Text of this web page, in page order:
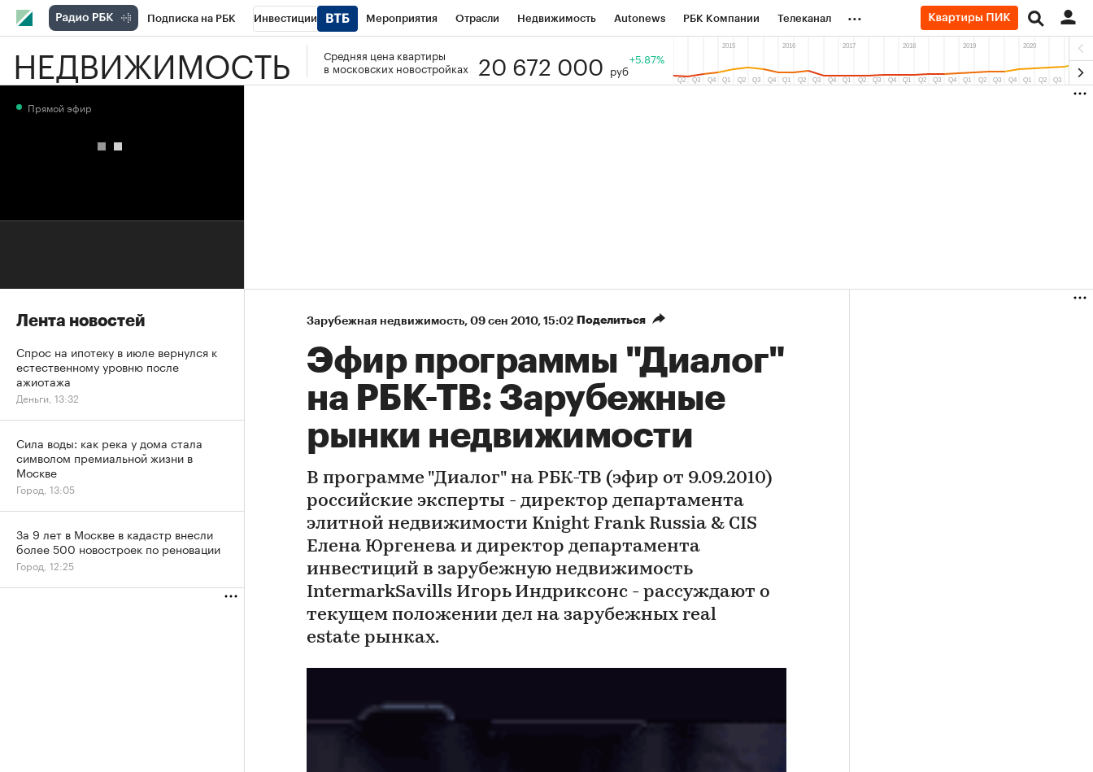
Подписка на РБК Инвестиции Мероприятия Отрасли Недвижимость Autonews РБК Компании Телеканал
РБК Вино Спорт Школа управления РБК РБК Образование Тренды
...
НЕДВИЖИМОСТЬ
Средняя цена квартиры
в московских новостройках
20 672 000 руб
+5.87%
Зарубежная недвижимость⁠, 09 сен 2010, 15:02 Поделиться
Эфир программы "Диалог"
на РБК-ТВ: Зарубежные
рынки недвижимости
В программе "Диалог" на РБК-ТВ (эфир от 9.09.2010)
российские эксперты - директор департамента
элитной недвижимости Knight Frank Russia & CIS
Елена Юргенева и директор департамента
инвестиций в зарубежную недвижимость
IntermarkSavills Игорь Индриксонс - рассуждают о
текущем положении дел на зарубежных real
estate рынках.
Прямой эфир
Лента новостей
Спрос на ипотеку в июле вернулся к
естественному уровню после
ажиотажа
Деньги, 13:32
Сила воды: как река у дома стала
символом премиальной жизни в
Москве
Город, 13:05
За 9 лет в Москве в кадастр внесли
более 500 новостроек по реновации
Город, 12:25